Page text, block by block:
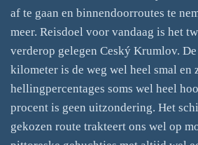
af te gaan en binnendoorroutes te
meer. Reisdoel voor vandaag is het
verderop gelegen Ceský Krumlov.
kilometer is de weg wel heel smal en
hellingpercentages soms wel heel
procent is geen uitzondering. Het
gekozen route trakteert ons wel op